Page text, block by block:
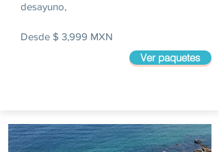
desayuno,
Desde $ 3,999 MXN
Ver paquetes